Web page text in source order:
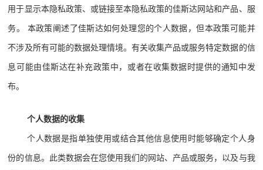
用于显示本隐私政策、或链接至本隐私政策的佳斯达网站和产品、服
务。 本政策阐述了佳斯达如何处理您的个人数据，但本政策可能并
不涉及所有可能的数据处理情境。有关收集产品或服务特定数据的信
息可能由佳斯达在补充政策中，或者在收集数据时提供的通知中发
布。
个人数据的收集
个人数据是指单独使用或结合其他信息使用时能够确定个人身
份的信息。此类数据会在您使用我们的网站、产品或服务，以及与我